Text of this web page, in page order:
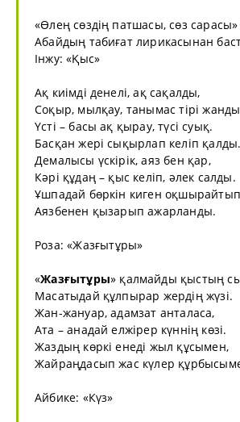
«Өлең сөздің патшасы, сөз
Абайдың табиғат лирикасынан
Інжу: «Қыс»
Ақ киімді денелі, ақ сақалды,
Соқыр, мылқау, танымас тірі
Үсті – басы ақ қырау, түсі суық.
Басқан жері сықырлап келіп қалды.
Демалысы үскірік, аяз бен қар,
Кәрі құдаң – қыс келіп, әлек салды.
Ұшпадай бөркін киген
Аязбенен қызарып ажарланды.
Роза: «Жазғытұры»
«Жазғытұры» қалмайды қыстың
Масатыдай құлпырар жердің жүзі.
Жан-жануар, адамзат анталаса,
Ата – анадай елжірер күннің көзі.
Жаздың көркі енеді жыл құсымен,
Жайраңдасып жас күлер
Айбике: «Күз»